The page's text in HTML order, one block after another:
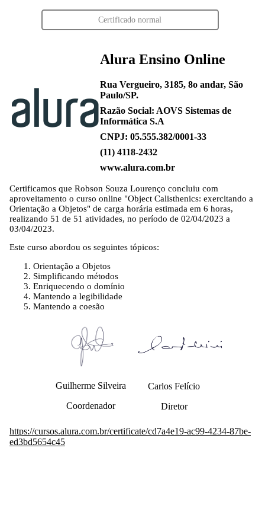
Certificado normal
Alura Ensino Online
Rua Vergueiro, 3185, 8o andar, São
Paulo/SP.
Razão Social: AOVS Sistemas de
Informática S.A
CNPJ: 05.555.382/0001-33
(11) 4118-2432
www.alura.com.br
Certificamos que Robson Souza Lourenço concluiu com
aproveitamento o curso online "Object Calisthenics: exercitando a
Orientação a Objetos" de carga horária estimada em 6 horas,
realizando 51 de 51 atividades, no período de 02/04/2023 a
03/04/2023.
Este curso abordou os seguintes tópicos:
Orientação a Objetos
Simplificando métodos
Enriquecendo o domínio
Mantendo a legibilidade
Mantendo a coesão
Guilherme Silveira
Coordenador
Carlos Felício
Diretor
https://cursos.alura.com.br/certificate/cd7a4e19-ac99-4234-87be-
ed3bd5654c45